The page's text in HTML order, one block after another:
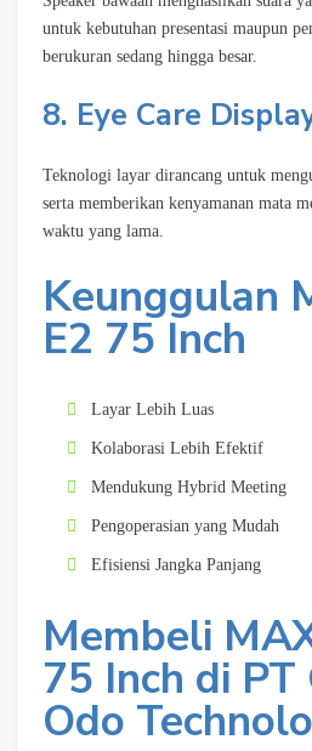
untuk kebutuhan presentasi maupun
berukuran sedang hingga besar.
8. Eye Care
Teknologi layar dirancang untuk
serta memberikan kenyamanan mata
waktu yang lama.
Keunggulan
E2 75 Inch
Layar Lebih Luas
Kolaborasi Lebih Efektif
Mendukung Hybrid Meeting
Pengoperasian yang Mudah
Efisiensi Jangka Panjang
Membeli
75 Inch di PT
Odo